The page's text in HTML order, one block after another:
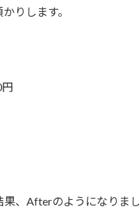
りします。
、Afterのようになりまし